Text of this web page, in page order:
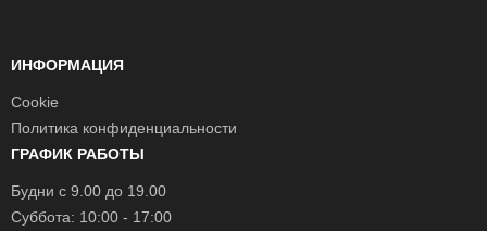
ИНФОРМАЦИЯ
Cookie
Политика конфиденциальности
ГРАФИК РАБОТЫ
Будни с 9.00 до 19.00
Суббота: 10:00 - 17:00